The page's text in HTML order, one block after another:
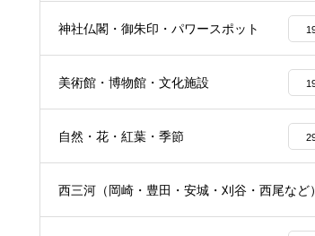
神社仏閣・御朱印・パワースポット
美術館・博物館・文化施設
自然・花・紅葉・季節
西三河（岡崎・豊田・安城・刈谷・西尾など）